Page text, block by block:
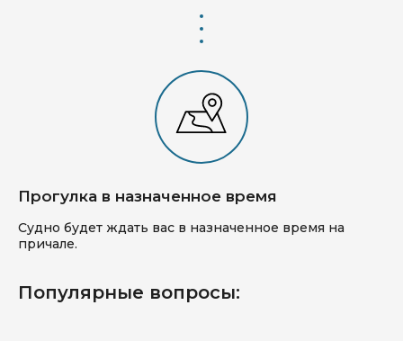
Прогулка в назначенное время
Судно будет ждать вас в назначенное время на
причале.
Популярные вопросы: